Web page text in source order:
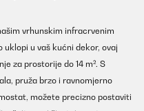
vrhunskim infracrvenim
u vaš kućni dekor, ovaj
za prostorije do 14 m². S
pruža brzo i ravnomjerno
možete precizno postaviti